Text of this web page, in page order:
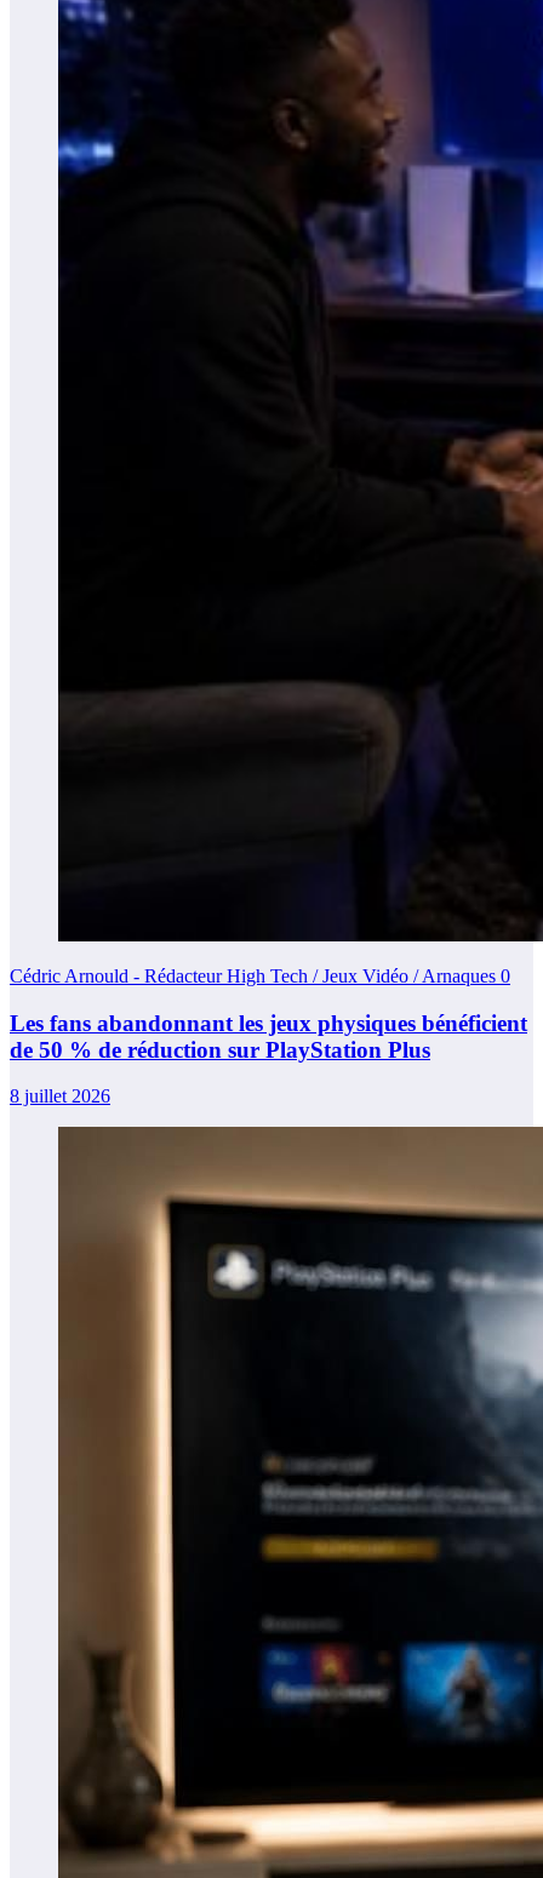
Cédric Arnould - Rédacteur High Tech / Jeux Vidéo / Arnaques 0
Les fans abandonnant les jeux physiques bénéficient
de 50 % de réduction sur PlayStation Plus
8 juillet 2026